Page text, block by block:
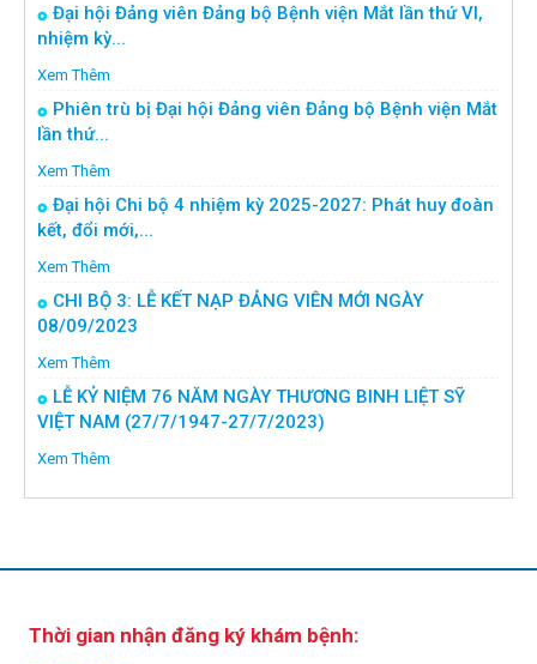
Đại hội Đảng viên Đảng bộ Bệnh viện Mắt lần thứ VI,
nhiệm kỳ...
Xem Thêm
Phiên trù bị Đại hội Đảng viên Đảng bộ Bệnh viện Mắt
lần thứ...
Xem Thêm
Đại hội Chi bộ 4 nhiệm kỳ 2025-2027: Phát huy đoàn
kết, đổi mới,...
Xem Thêm
CHI BỘ 3: LỄ KẾT NẠP ĐẢNG VIÊN MỚI NGÀY
08/09/2023
Xem Thêm
LỄ KỶ NIỆM 76 NĂM NGÀY THƯƠNG BINH LIỆT SỸ
VIỆT NAM (27/7/1947-27/7/2023)
Xem Thêm
Thời gian nhận đăng ký khám bệnh: